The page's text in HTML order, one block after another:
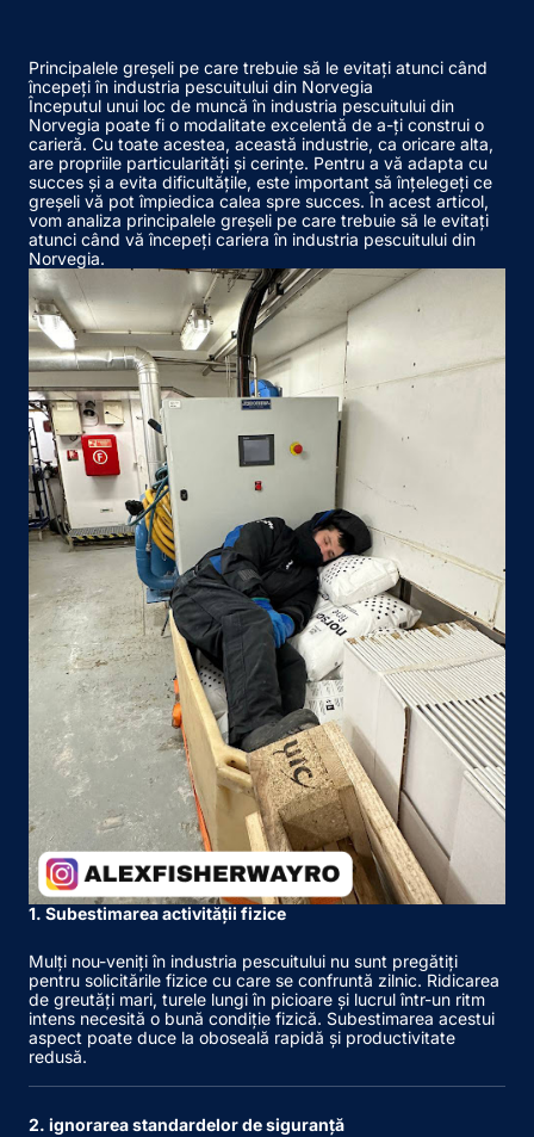
Principalele greșeli pe care trebuie să le evitați atunci când
începeți în industria pescuitului din Norvegia
Începutul unui loc de muncă în industria pescuitului din
Norvegia poate fi o modalitate excelentă de a-ți construi o
carieră. Cu toate acestea, această industrie, ca oricare alta,
are propriile particularități și cerințe. Pentru a vă adapta cu
succes și a evita dificultățile, este important să înțelegeți ce
greșeli vă pot împiedica calea spre succes. În acest articol,
vom analiza principalele greșeli pe care trebuie să le evitați
atunci când vă începeți cariera în industria pescuitului din
Norvegia.
1. Subestimarea activității fizice
Mulți nou-veniți în industria pescuitului nu sunt pregătiți
pentru solicitările fizice cu care se confruntă zilnic. Ridicarea
de greutăți mari, turele lungi în picioare și lucrul într-un ritm
intens necesită o bună condiție fizică. Subestimarea acestui
aspect poate duce la oboseală rapidă și productivitate
redusă.
2. ignorarea standardelor de siguranță